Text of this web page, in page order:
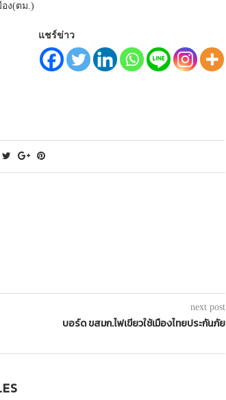
อง(ตม.)
แชร์ข่าว
next post
บอร์ด ขสมก.ไฟเขียวใช้เมืองไทยประกันภัย